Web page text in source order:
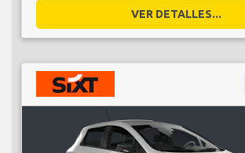
VER DETALLES...